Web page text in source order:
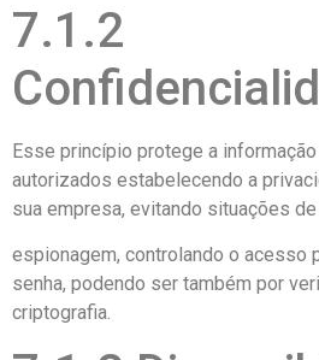
7.1.2
Esse princípio protege a
autorizados estabelecendo a
sua empresa, evitando situações
espionagem, controlando o acesso
senha, podendo ser também por
criptografia.